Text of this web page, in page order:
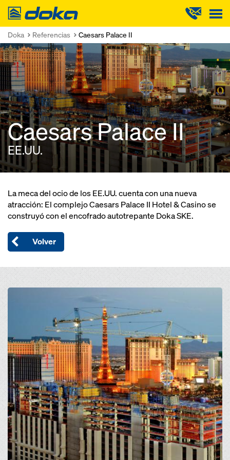
Doka
Doka Referencias Caesars Palace II
Caesars Palace II
EE.UU.
La meca del ocio de los EE.UU. cuenta con una nueva
atracción: El complejo Caesars Palace II Hotel & Casino se
construyó con el encofrado autotrepante Doka SKE.
Volver
Open